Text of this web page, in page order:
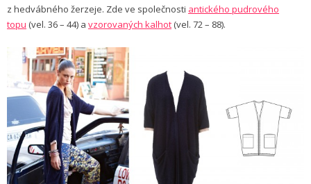
z hedvábného žerzeje. Zde ve společnosti antického pudrového
topu (vel. 36 – 44) a vzorovaných kalhot (vel. 72 – 88).